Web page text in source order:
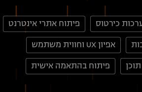
כירטוס פיתוח אתרי אינטרנט
אפיון UX וחווית משתמש
פיתוח בהתאמה אישית